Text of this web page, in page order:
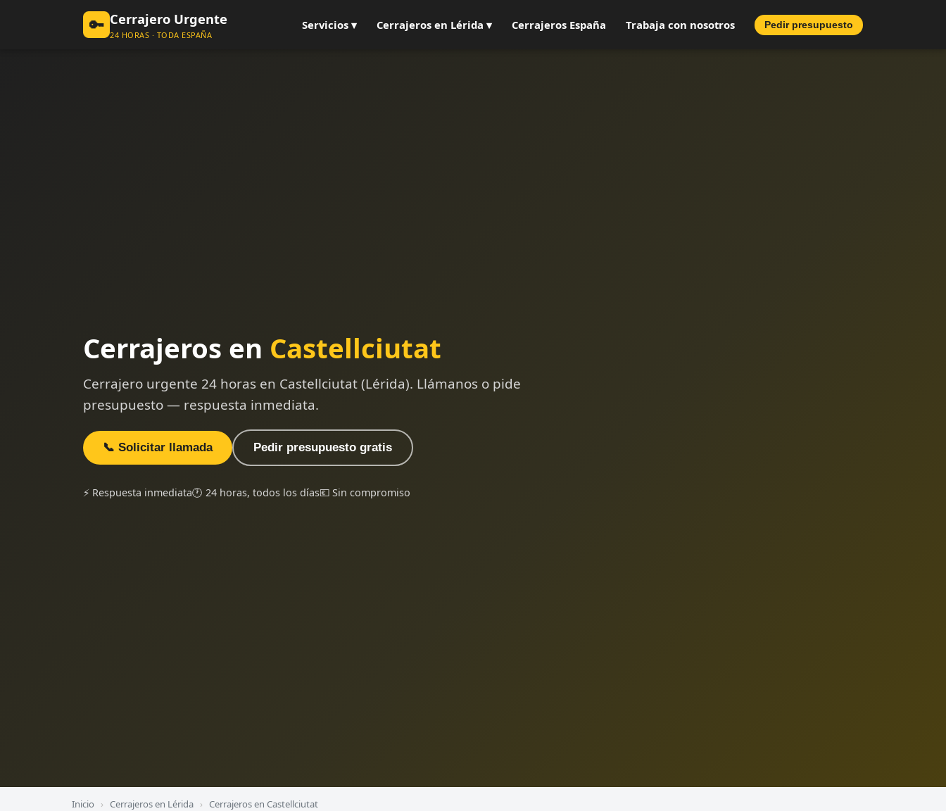
🔑 Cerrajero Urgente
24 HORAS · TODA ESPAÑA
Servicios ▾ Cerrajeros en Lérida ▾ Cerrajeros España Trabaja con nosotros Pedir presupuesto
Cerrajeros en Castellciutat
Cerrajero urgente 24 horas en Castellciutat (Lérida). Llámanos o pide
presupuesto — respuesta inmediata.
📞 Solicitar llamada Pedir presupuesto gratis
⚡ Respuesta inmediata🕐 24 horas, todos los días💶 Sin compromiso
Inicio › Cerrajeros en Lérida › Cerrajeros en Castellciutat